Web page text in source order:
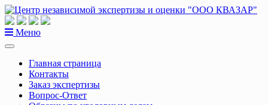
Перейти
к
содержанию
Меню
Главная страница
Контакты
Заказ экспертизы
Вопрос-Ответ